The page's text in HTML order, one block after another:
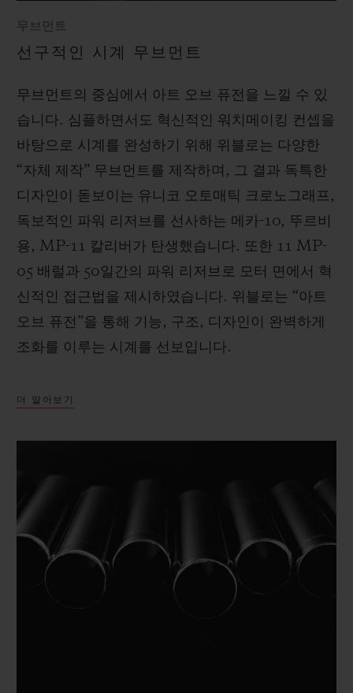
무브먼트
선구적인 시계 무브먼트
무브먼트의 중심에서 아트 오브 퓨전을 느낄 수 있
습니다. 심플하면서도 혁신적인 워치메이킹 컨셉을
바탕으로 시계를 완성하기 위해 위블로는 다양한
“자체 제작” 무브먼트를 제작하며, 그 결과 독특한
디자인이 돋보이는 유니코 오토매틱 크로노그래프,
독보적인 파워 리저브를 선사하는 메카-10, 뚜르비
용, MP-11 칼리버가 탄생했습니다. 또한 11 MP-
05 배럴과 50일간의 파워 리저브로 모터 면에서 혁
신적인 접근법을 제시하였습니다. 위블로는 “아트
오브 퓨전”을 통해 기능, 구조, 디자인이 완벽하게
조화를 이루는 시계를 선보입니다.
더 알아보기